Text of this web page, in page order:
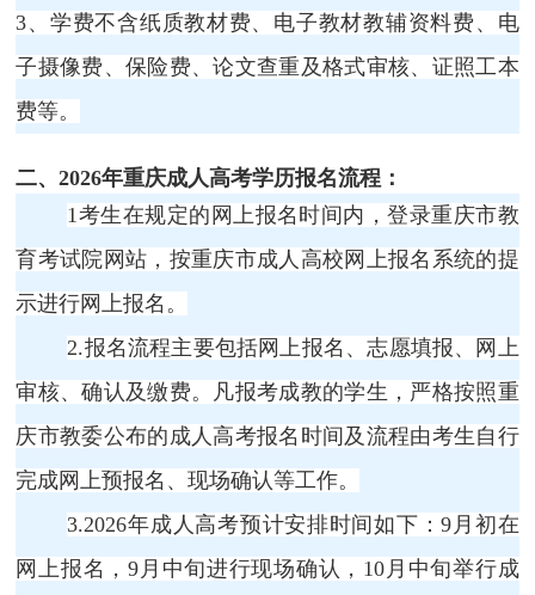
3、学费不含纸质教材费、电子教材教辅资料费、电
子摄像费、保险费、论文查重及格式审核、证照工本
费等。
二、2026年重庆成人高考学历报名流程：
1考生在规定的网上报名时间内，登录重庆市教
育考试院网站，按重庆市成人高校网上报名系统的提
示进行网上报名。
2.报名流程主要包括网上报名、志愿填报、网上
审核、确认及缴费。凡报考成教的学生，严格按照重
庆市教委公布的成人高考报名时间及流程由考生自行
完成网上预报名、现场确认等工作。
3.2026年成人高考预计安排时间如下 ：9月初在
网上报名，9月中旬进行现场确认，10月中旬举行成